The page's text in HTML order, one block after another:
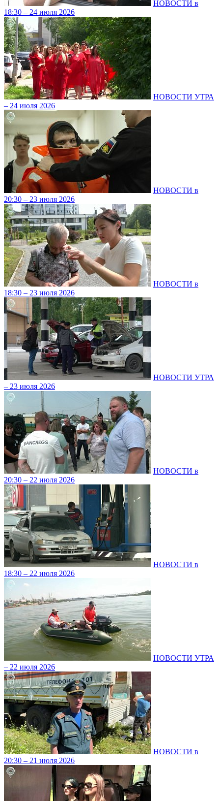
НОВОСТИ в
18:30 – 24 июля 2026
НОВОСТИ УТРА
– 24 июля 2026
НОВОСТИ в
20:30 – 23 июля 2026
НОВОСТИ в
18:30 – 23 июля 2026
НОВОСТИ УТРА
– 23 июля 2026
НОВОСТИ в
20:30 – 22 июля 2026
НОВОСТИ в
18:30 – 22 июля 2026
НОВОСТИ УТРА
– 22 июля 2026
НОВОСТИ в
20:30 – 21 июля 2026